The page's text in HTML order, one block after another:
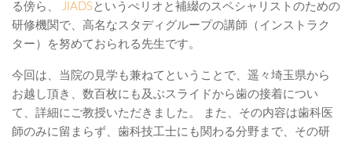
る傍ら、 JIADSというぺリオと補綴のスペシャリストのための
研修機関で、高名なスタディグループの講師（インストラク
ター）を努めておられる先生です。
今回は、当院の見学も兼ねてということで、遥々埼玉県から
お越し頂き、数百枚にも及ぶスライドから歯の接着につい
て、詳細にご教授いただきました。 また、その内容は歯科医
師のみに留まらず、歯科技工士にも関わる分野まで、その研